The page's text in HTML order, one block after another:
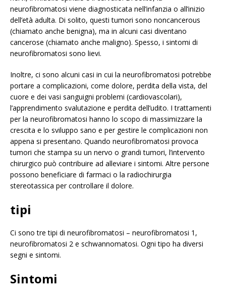
neurofibromatosi viene diagnosticata nell’infanzia o all’inizio
dell’età adulta. Di solito, questi tumori sono noncancerous
(chiamato anche benigna), ma in alcuni casi diventano
cancerose (chiamato anche maligno). Spesso, i sintomi di
neurofibromatosi sono lievi.
Inoltre, ci sono alcuni casi in cui la neurofibromatosi potrebbe
portare a complicazioni, come dolore, perdita della vista, del
cuore e dei vasi sanguigni problemi (cardiovascolari),
l’apprendimento svalutazione e perdita dell’udito. I trattamenti
per la neurofibromatosi hanno lo scopo di massimizzare la
crescita e lo sviluppo sano e per gestire le complicazioni non
appena si presentano. Quando neurofibromatosi provoca
tumori che stampa su un nervo o grandi tumori, l’intervento
chirurgico può contribuire ad alleviare i sintomi. Altre persone
possono beneficiare di farmaci o la radiochirurgia
stereotassica per controllare il dolore.
tipi
Ci sono tre tipi di neurofibromatosi – neurofibromatosi 1,
neurofibromatosi 2 e schwannomatosi. Ogni tipo ha diversi
segni e sintomi.
Sintomi